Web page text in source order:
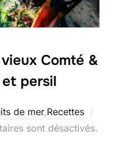
Comté &
et persil
de mer,Recettes
le
sont désactivés.